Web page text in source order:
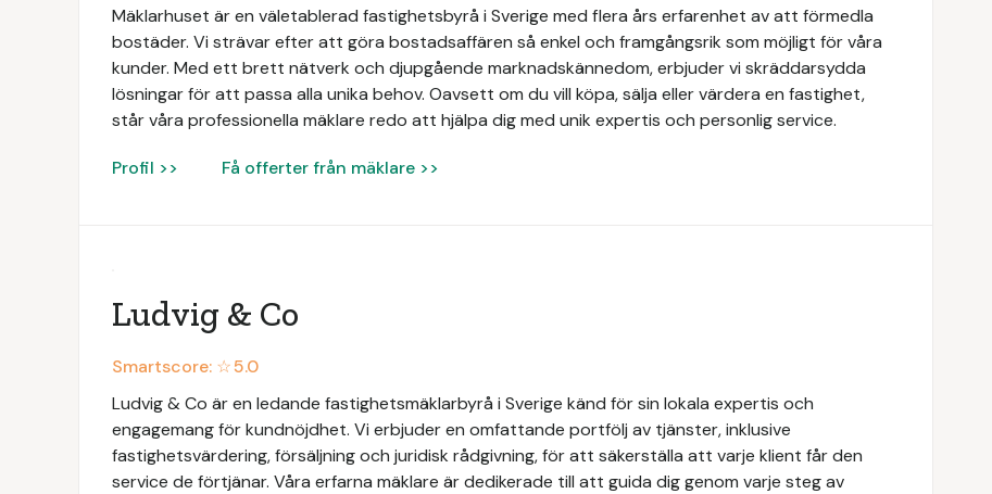
Mäklarhuset är en väletablerad fastighetsbyrå i Sverige med flera års erfarenhet av att förmedla
bostäder. Vi strävar efter att göra bostadsaffären så enkel och framgångsrik som möjligt för våra
kunder. Med ett brett nätverk och djupgående marknadskännedom, erbjuder vi skräddarsydda
lösningar för att passa alla unika behov. Oavsett om du vill köpa, sälja eller värdera en fastighet,
står våra professionella mäklare redo att hjälpa dig med unik expertis och personlig service.
Profil >> Få offerter från mäklare >>
Ludvig & Co
Smartscore: ☆5.0
Ludvig & Co är en ledande fastighetsmäklarbyrå i Sverige känd för sin lokala expertis och
engagemang för kundnöjdhet. Vi erbjuder en omfattande portfölj av tjänster, inklusive
fastighetsvärdering, försäljning och juridisk rådgivning, för att säkerställa att varje klient får den
service de förtjänar. Våra erfarna mäklare är dedikerade till att guida dig genom varje steg av